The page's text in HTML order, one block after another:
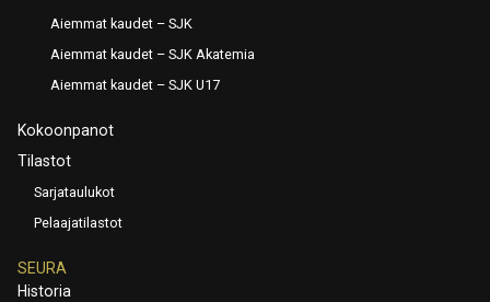
Aiemmat kaudet – SJK
Aiemmat kaudet – SJK Akatemia
Aiemmat kaudet – SJK U17
Kokoonpanot
Tilastot
Sarjataulukot
Pelaajatilastot
SEURA
Historia